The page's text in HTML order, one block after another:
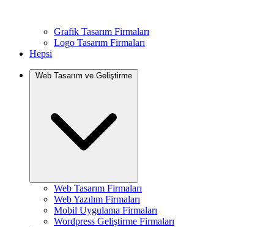
Grafik Tasarım Firmaları
Logo Tasarım Firmaları
Hepsi
Web Tasarım ve Geliştirme
Web Tasarım Firmaları
Web Yazılım Firmaları
Mobil Uygulama Firmaları
Wordpress Geliştirme Firmaları